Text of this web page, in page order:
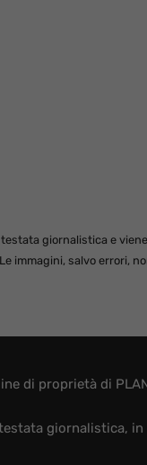
giornalistica e
immagini, salvo errori,
di proprietà di
giornalistica,